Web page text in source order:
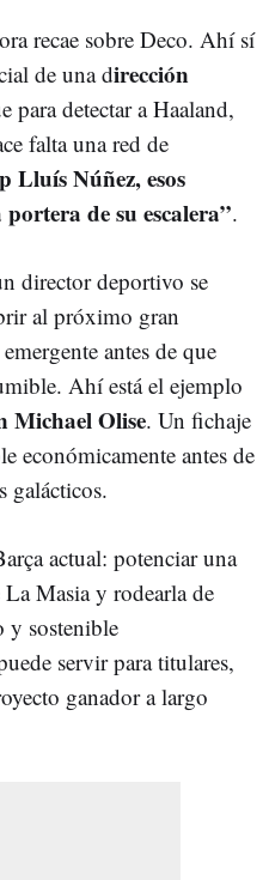
recae sobre Deco. Ahí sí
de una dirección
para detectar a Haaland,
falta una red de
Lluís Núñez, esos
de su escalera”.
director deportivo se
al próximo gran
antes de que
Ahí está el ejemplo
Michael Olise. Un fichaje
económicamente antes de
galácticos.
actual: potenciar una
Masia y rodearla de
y sostenible
servir para titulares,
ganador a largo